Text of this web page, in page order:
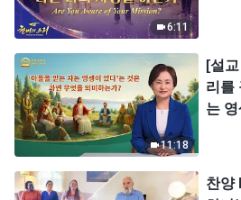
6:11
11:18
[설
리를
는
찬양